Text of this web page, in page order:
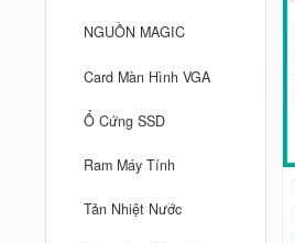
NGUỒN MAGIC
Card Màn Hình VGA
Ổ Cứng SSD
Ram Máy Tính
Tản Nhiệt Nước